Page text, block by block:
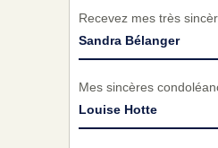
Recevez mes très
Sandra Bélanger
Mes sincères
Louise Hotte